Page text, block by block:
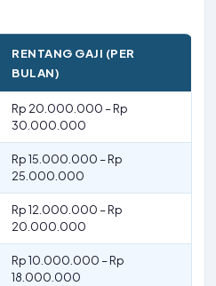
RENTANG GAJI (PER
BULAN)
Rp 20.000.000 – Rp
30.000.000
Rp 15.000.000 – Rp
25.000.000
Rp 12.000.000 – Rp
20.000.000
Rp 10.000.000 – Rp
18.000.000